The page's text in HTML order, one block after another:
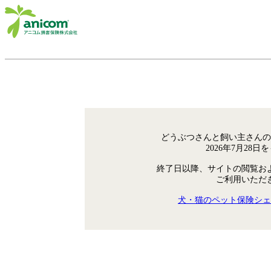
どうぶつさんと飼い主さん
2026年7月28日
終了日以降、サイトの閲覧お
ご利用いただ
犬・猫のペット保険シ